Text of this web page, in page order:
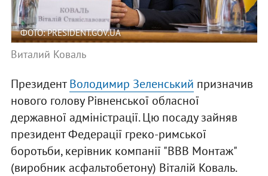
ФОТО: PRESIDENT.GOV.UA
Виталий Коваль
ПрезидентВолодимир Зеленський призначив
нового голову Рівненської обласної
державної адміністрації. Цю посаду зайняв
президент Федерації греко-римської
боротьби, керівник компанії "ВВВ Монтаж"
(виробник асфальтобетону) Віталій Коваль.